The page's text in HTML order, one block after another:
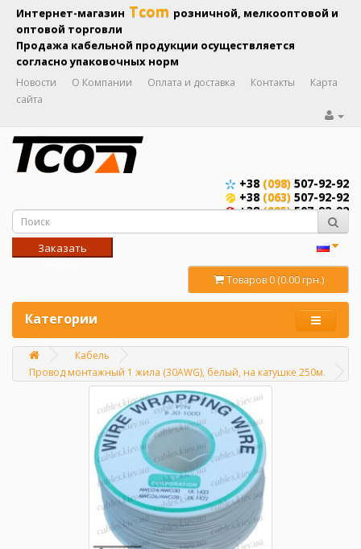
Интернет-магазин Tcom розничной, мелкооптовой и
оптовой торговли
Продажа кабельной продукции осуществляется
согласно упаковочных норм
Новости О Компании Оплата и доставка Контакты
Карта
сайта
+38 (098) 507-92-92
+38 (063) 507-92-92
+38(095)507-92-92
Заказать
Товаров 0 (0.00 грн.)
Категории
Кабель
Провод монтажный 1 жила (30AWG), белый, на катушке 250м.